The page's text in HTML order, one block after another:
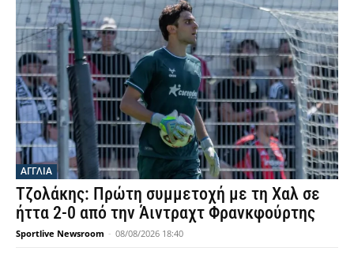
ΑΓΓΛΙΑ
Τζολάκης: Πρώτη συμμετοχή με τη Χαλ σε
ήττα 2-0 από την Άιντραχτ Φρανκφούρτης
Sportlive Newsroom - 08/08/2026 18:40